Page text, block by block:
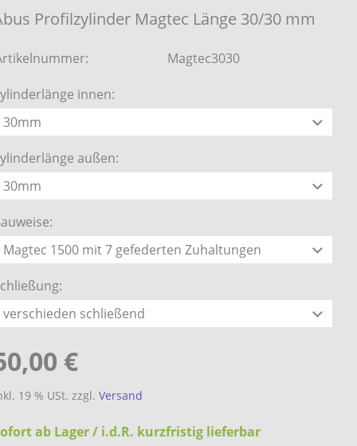
Profilzylinder Magtec Länge 30/30 mm
Magtec3030
innen:
außen:
€
19 % USt. zzgl.Versand
ab Lager / i.d.R. kurzfristig lieferbar